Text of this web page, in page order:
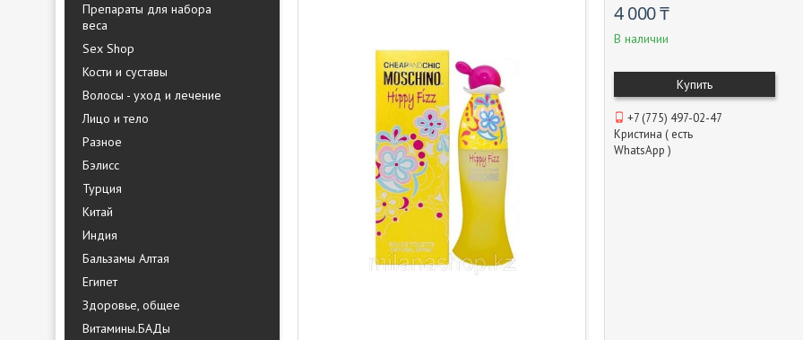
Препараты для набора
веса
Sex Shop
Кости и суставы
Волосы - уход и лечение
Лицо и тело
Разное
Бэлисс
Турция
Китай
Индия
Бальзамы Алтая
Египет
Здоровье, общее
Витамины.БАДы
4 000 ₸
В наличии
Купить
+7 (775) 497-02-47
Кристина ( есть
WhatsApp )